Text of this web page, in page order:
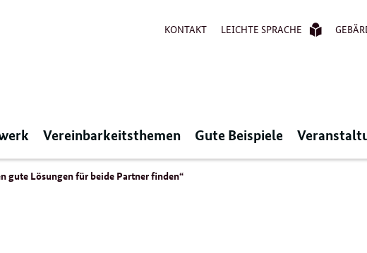
KONTAKT LEICHTE SPRACHE
Vereinbarkeitsthemen Gute Beispiele
gute Lösungen für beide Partner finden“